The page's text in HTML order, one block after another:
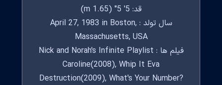
قد: 5' 5" (1.65 m)
سال تولد : April 27, 1983 in Boston,
Massachusetts, USA
فیلم ها : Nick and Norah's Infinite Playlist
Caroline(2008), Whip It Eva
Destruction(2009), What's Your Number?